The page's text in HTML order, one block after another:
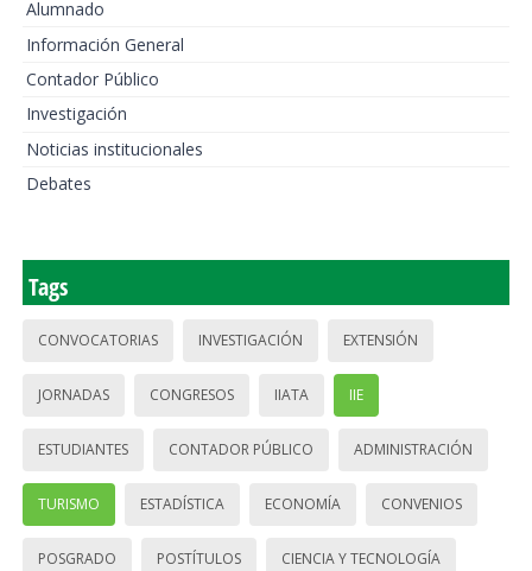
Alumnado
Información General
Contador Público
Investigación
Noticias institucionales
Debates
Tags
CONVOCATORIAS INVESTIGACIÓN EXTENSIÓN
JORNADAS CONGRESOS IIATA IIE
ESTUDIANTES CONTADOR PÚBLICO ADMINISTRACIÓN
TURISMO ESTADÍSTICA ECONOMÍA CONVENIOS
POSGRADO POSTÍTULOS CIENCIA Y TECNOLOGÍA